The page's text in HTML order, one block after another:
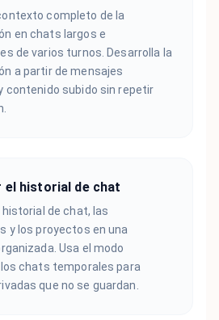
completo de la
en chats largos e
de varios turnos. Desarrolla la
a partir de mensajes
contenido subido sin repetir
el historial de chat
de chat, las
y los proyectos en una
Usa el modo
chats temporales para
que no se guardan.